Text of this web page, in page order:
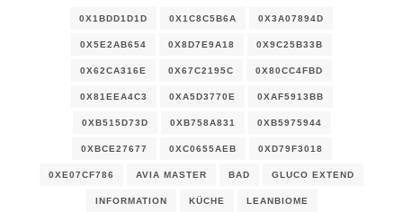
0X1BDD1D1D 0X1C8C5B6A 0X3A07894D
0X5E2AB654 0X8D7E9A18 0X9C25B33B
0X62CA316E 0X67C2195C 0X80CC4FBD
0X81EEA4C3 0XA5D3770E 0XAF5913BB
0XB515D73D 0XB758A831 0XB5975944
0XBCE27677 0XC0655AEB 0XD79F3018
0XE07CF786 AVIA MASTER BAD GLUCO EXTEND
INFORMATION KÜCHE LEANBIOME